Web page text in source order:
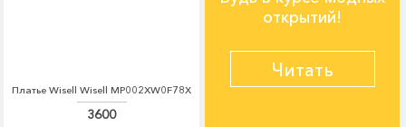
Платье Wisell Wisell MP002XW0F78X
3600
открытий!
Читать